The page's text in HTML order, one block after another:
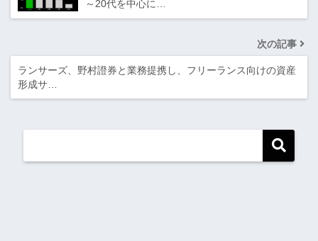
～20代を中心に…
次の記事
ランサーズ、野村證券と業務提携し、フリーランス向けの資産
形成サ…